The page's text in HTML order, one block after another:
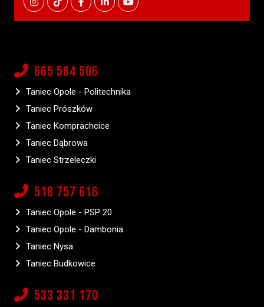
665 584 506
Taniec Opole - Politechnika
Taniec Prószków
Taniec Komprachcice
Taniec Dąbrowa
Taniec Strzeleczki
518 757 616
Taniec Opole - PSP 20
Taniec Opole - Dambonia
Taniec Nysa
Taniec Budkowice
533 331 170